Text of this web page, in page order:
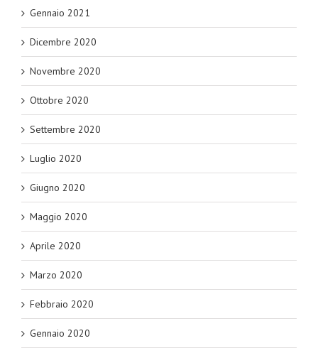
Gennaio 2021
Dicembre 2020
Novembre 2020
Ottobre 2020
Settembre 2020
Luglio 2020
Giugno 2020
Maggio 2020
Aprile 2020
Marzo 2020
Febbraio 2020
Gennaio 2020